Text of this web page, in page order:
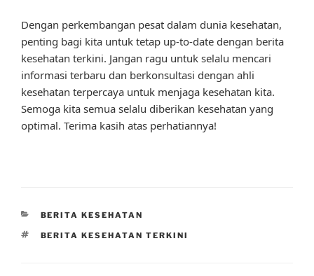
Dengan perkembangan pesat dalam dunia kesehatan,
penting bagi kita untuk tetap up-to-date dengan berita
kesehatan terkini. Jangan ragu untuk selalu mencari
informasi terbaru dan berkonsultasi dengan ahli
kesehatan terpercaya untuk menjaga kesehatan kita.
Semoga kita semua selalu diberikan kesehatan yang
optimal. Terima kasih atas perhatiannya!
CATEGORIES
BERITA KESEHATAN
TAGS
BERITA KESEHATAN TERKINI